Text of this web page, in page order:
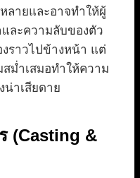
ลายและอาจทำให้ผู้
ละความลับของตัว
งราวไปข้างหน้า แต่
สม่ำเสมอทำให้ความ
น่าเสียดาย
(Casting &